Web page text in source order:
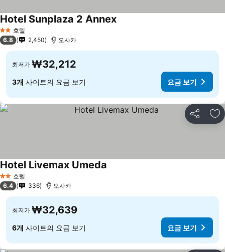
2 성급호텔
Hotel Sunplaza 2 Annex요금 보기
6.8 2,450 오사카
최저가 ₩32,212
3개 사이트의 요금 보기 요금 보기
공유 즐
2 성급호텔
Hotel Livemax Umeda
6.4 336 오사카
최저가 ₩32,639
6개 사이트의 요금 보기 요금 보기